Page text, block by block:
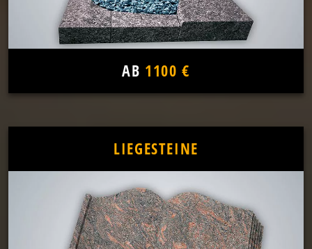
AB 1100 €
LIEGESTEINE